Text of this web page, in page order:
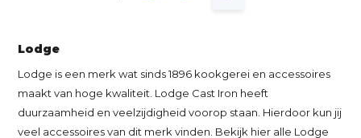
Lodge
Lodge is een merk wat sinds 1896 kookgerei en accessoires
maakt van hoge kwaliteit. Lodge Cast Iron heeft
duurzaamheid en veelzijdigheid voorop staan. Hierdoor kun jij
veel accessoires van dit merk vinden. Bekijk hier alle Lodge